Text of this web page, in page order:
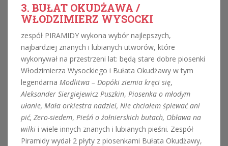
3. BUŁAT OKUDŻAWA /
WŁODZIMIERZ WYSOCKI
zespół PIRAMIDY wykona wybór najlepszych,
najbardziej znanych i lubianych utworów, które
wykonywał na przestrzeni lat: będą stare dobre piosenki
Włodzimierza Wysockiego i Bułata Okudżawy w tym
legendarna Modlitwa – Dopóki ziemia kręci się,
Aleksander Siergiejewicz Puszkin, Piosenka o młodym
ułanie, Mała orkiestra nadziei, Nie chciałem śpiewać ani
pić, Zero-siedem, Pieśń o żołnierskich butach, Obława na
wilki i wiele innych znanych i lubianych pieśni. Zespół
Piramidy wydał 2 płyty z piosenkami Bułata Okudżawy,